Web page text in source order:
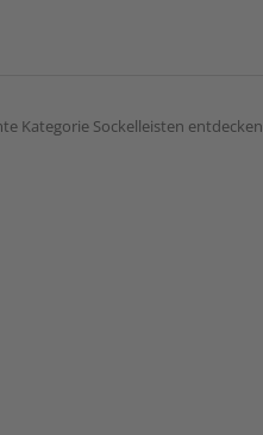
Kategorie Sockelleisten entdecken